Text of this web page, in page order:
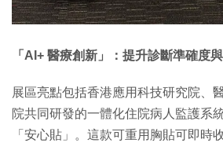
「AI+ 醫療創新」：提升診斷準確度
展區亮點包括香港應用科技研究院、
院共同研發的一體化住院病人監護系
「安心貼」。這款可重用胸貼可即時